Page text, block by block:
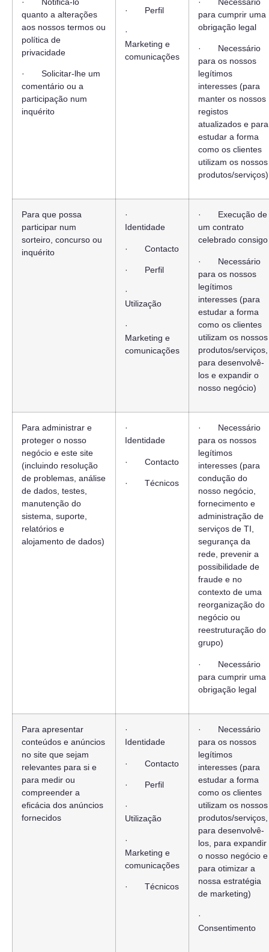
quanto a alterações
aos nossos termos ou
política de
privacidade
· Solicitar-lhe um
comentário ou a
participação num
inquérito
· Perfil
·
Marketing e
comunicações
para cumprir uma
obrigação legal
· Necessário
para os nossos
legítimos
interesses (para
manter os nossos
registos
atualizados e para
estudar a forma
como os clientes
utilizam os nossos
produtos/serviços)
Para que possa
participar num
sorteiro, concurso ou
inquérito
·
Identidade
· Contacto
· Perfil
·
Utilização
·
Marketing e
comunicações
· Execução de
um contrato
celebrado consigo
· Necessário
para os nossos
legítimos
interesses (para
estudar a forma
como os clientes
utilizam os nossos
produtos/serviços,
para desenvolvê-
los e expandir o
nosso negócio)
Para administrar e
proteger o nosso
negócio e este site
(incluindo resolução
de problemas, análise
de dados, testes,
manutenção do
sistema, suporte,
relatórios e
alojamento de dados)
·
Identidade
· Contacto
· Técnicos
· Necessário
para os nossos
legítimos
interesses (para
condução do
nosso negócio,
fornecimento e
administração de
serviços de TI,
segurança da
rede, prevenir a
possibilidade de
fraude e no
contexto de uma
reorganização do
negócio ou
reestruturação do
grupo)
· Necessário
para cumprir uma
obrigação legal
Para apresentar
conteúdos e anúncios
no site que sejam
relevantes para si e
para medir ou
compreender a
eficácia dos anúncios
fornecidos
·
Identidade
· Contacto
· Perfil
·
Utilização
·
Marketing e
comunicações
· Técnicos
· Necessário
para os nossos
legítimos
interesses (para
estudar a forma
como os clientes
utilizam os nossos
produtos/serviços,
para desenvolvê-
los, para expandir
o nosso negócio e
para otimizar a
nossa estratégia
de marketing)
·
Consentimento